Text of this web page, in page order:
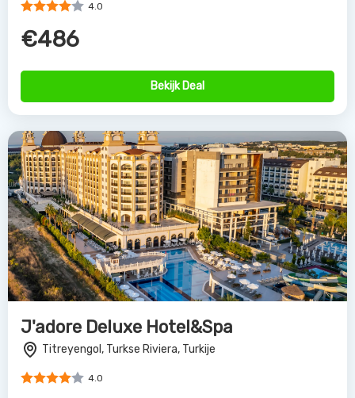
4.0
€486
Bekijk Deal
J'adore Deluxe Hotel&Spa
Titreyengol, Turkse Riviera, Turkije
4.0